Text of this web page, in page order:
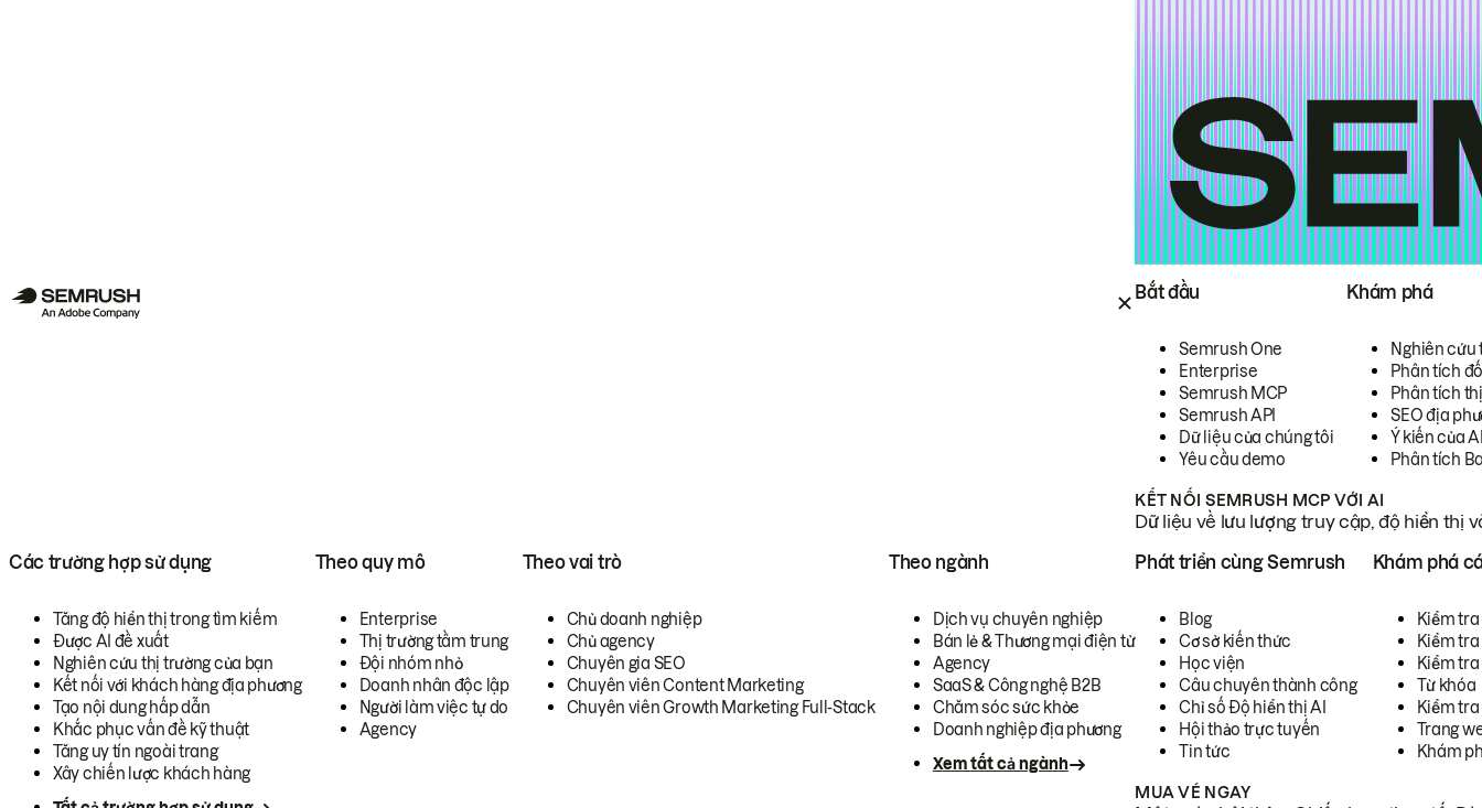
Bắt đầu
Semrush One
Enterprise
Semrush MCP
Semrush API
Dữ liệu của chúng tôi
Yêu cầu demo
Khám phá
Nghiên cứu
Phân tích
Phân tích
SEO địa
Ý kiến của
Phân tích
KẾT NỐI SEMRUSH MCP VỚI AI
Dữ liệu về lưu lượng truy cập, độ hiển thị
Các trường hợp sử dụng
Tăng độ hiển thị trong tìm kiếm
Được AI đề xuất
Nghiên cứu thị trường của bạn
Kết nối với khách hàng địa phương
Tạo nội dung hấp dẫn
Khắc phục vấn đề kỹ thuật
Tăng uy tín ngoài trang
Xây chiến lược khách hàng
Theo quy mô
Enterprise
Thị trường tầm trung
Đội nhóm nhỏ
Doanh nhân độc lập
Người làm việc tự do
Agency
Theo vai trò
Chủ doanh nghiệp
Chủ agency
Chuyên gia SEO
Chuyên viên Content Marketing
Chuyên viên Growth Marketing Full-Stack
Theo ngành
Dịch vụ chuyên nghiệp
Bán lẻ & Thương mại điện tử
Agency
SaaS & Công nghệ B2B
Chăm sóc sức khỏe
Doanh nghiệp địa phương
Xem tất cả ngành
Phát triển cùng Semrush
Blog
Cơ sở kiến thức
Học viện
Câu chuyên thành công
Chỉ số Độ hiển thị AI
Hội thảo trực tuyến
Tin tức
Khám phá
Kiểm
Kiểm tra
Kiểm
Từ khóa
Kiểm
Trang
Khám
MUA VÉ NGAY